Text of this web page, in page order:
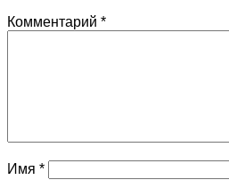
Комментарий *
Имя *